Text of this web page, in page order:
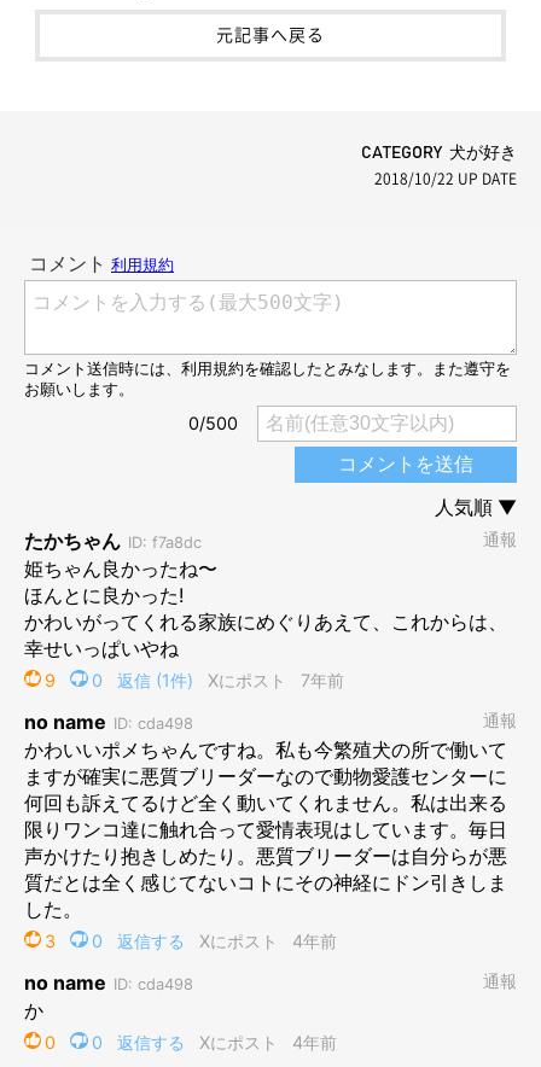
元記事へ戻る
CATEGORY 犬が好き
2018/10/22 UP DATE